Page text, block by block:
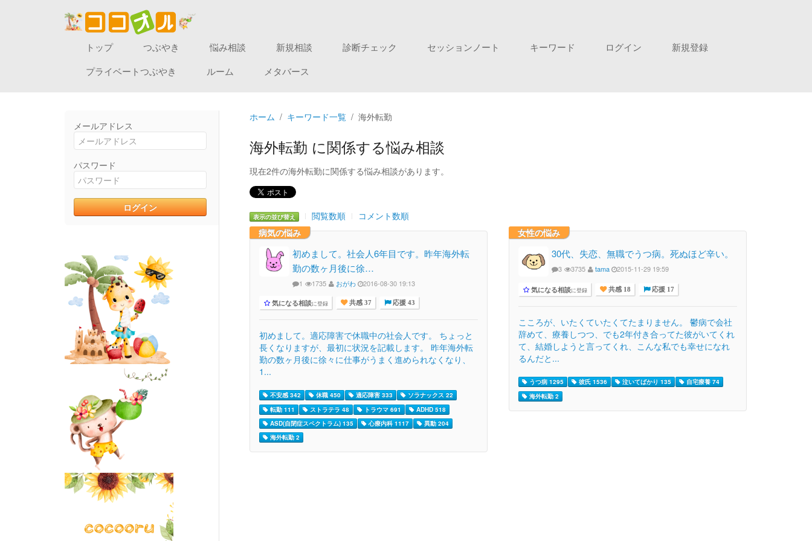
トップ つぶやき 悩み相談 新規相談 診断チェック セッションノート キーワード ログイン
新規登録
プライベートつぶやき
ルーム メタバース
メールアドレス
パスワード
ホーム キーワード一覧 海外転勤
海外転勤 に関係する悩み相談
現在2件の海外転勤に関係する悩み相談があります。
表示の並び替え 閲覧数順
コメント数順
病気の悩み
初めまして。社会人6年目です。昨年海外転
勤の数ヶ月後に徐…
1 1735 おがわ 2016-08-30 19:13
気になる相談に登録 共感 37 応援 43
初めまして。適応障害で休職中の社会人です。 ちょっと
長くなりますが、最初に状況を記載します。 昨年海外転
勤の数ヶ月後に徐々に仕事がうまく進められなくなり、
1...
不安感 342 休職 450 適応障害 333
ソラナックス 22
転勤 111
ストラテラ 48 トラウマ 691
ADHD 518
ASD(自閉症スペクトラム) 135
心療内科 1117
異動 204
海外転勤 2
女性の悩み
30代、失恋、無職でうつ病。死ぬほど辛い。
3 3735 tama 2015-11-29 19:59
気になる相談に登録 共感 18 応援 17
こころが、いたくていたくてたまりません。 鬱病で会社
辞めて、療養しつつ、でも2年付き合ってた彼がいてくれ
て、結婚しようと言ってくれ、こんな私でも幸せになれ
るんだと...
うつ病 1295 彼氏 1536 泣いてばかり 135
自宅療養 74
海外転勤 2